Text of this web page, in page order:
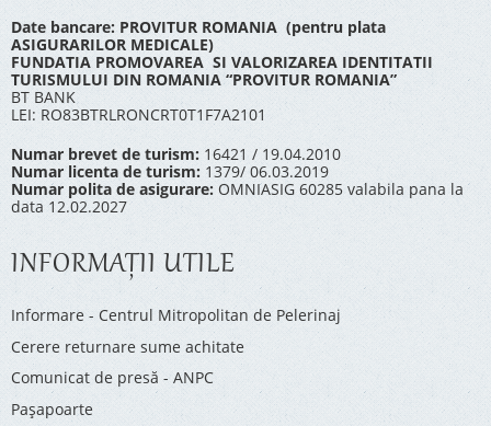
Date bancare: PROVITUR ROMANIA (pentru plata
ASIGURARILOR MEDICALE)
FUNDATIA PROMOVAREA SI VALORIZAREA IDENTITATII
TURISMULUI DIN ROMANIA “PROVITUR ROMANIA”
BT BANK
LEI: RO83BTRLRONCRT0T1F7A2101
Numar brevet de turism: 16421 / 19.04.2010
Numar licenta de turism: 1379/ 06.03.2019
Numar polita de asigurare: OMNIASIG 60285 valabila pana la
data 12.02.2027
INFORMAŢII UTILE
Informare - Centrul Mitropolitan de Pelerinaj
Cerere returnare sume achitate
Comunicat de presă - ANPC
Pașapoarte